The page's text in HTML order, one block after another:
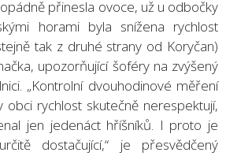
přinesla ovoce, už u odbočky
horami byla snížena rychlost
tak z druhé strany od Koryčan)
upozorňující šoféry na zvýšený
„Kontrolní dvouhodinové měření
obci rychlost skutečně nerespektují,
jen jedenáct hříšníků. I proto je
dostačující,“ je přesvědčený